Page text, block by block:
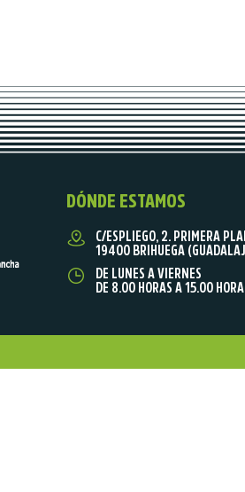
DÓNDE ESTAMOS
C/ESPLIEGO, 2. PRIMERA
19400 BRIHUEGA
DE LUNES A VIERNES
DE 8.00 HORAS A 15.00